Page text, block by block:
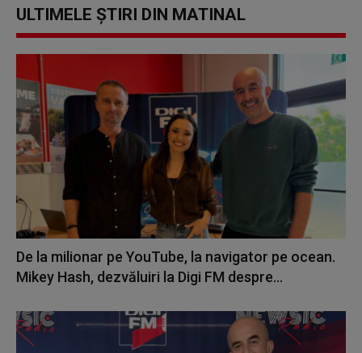
ULTIMELE ȘTIRI DIN MATINAL
De la milionar pe YouTube, la navigator pe ocean.
Mikey Hash, dezvăluiri la Digi FM despre...